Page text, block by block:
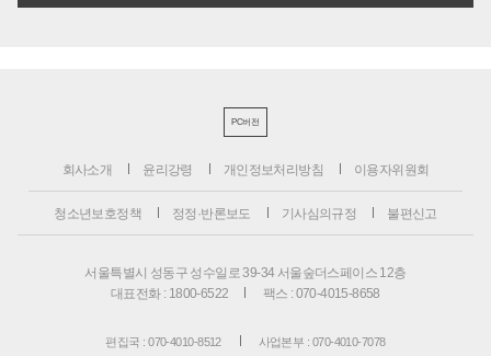
PC버전
회사소개 윤리강령 개인정보처리방침 이용자위원회
청소년보호정책 정정·반론보도 기사심의규정 불편신고
서울특별시 성동구 성수일로 39-34 서울숲더스페이스 12층
대표전화 : 1800-6522
팩스 : 070-4015-8658
편집국 : 070-4010-8512
사업본부 : 070-4010-7078